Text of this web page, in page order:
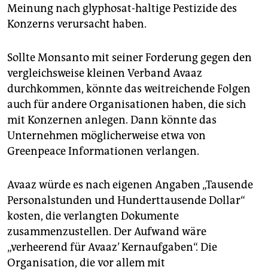
Meinung nach glyphosat-haltige Pestizide des
Konzerns verursacht haben.
Sollte Monsanto mit seiner Forderung gegen den
vergleichsweise kleinen Verband Avaaz
durchkommen, könnte das weitreichende Folgen
auch für andere Organisationen haben, die sich
mit Konzernen anlegen. Dann könnte das
Unternehmen möglicherweise etwa von
Greenpeace Informationen verlangen.
Avaaz würde es nach eigenen Angaben „Tausende
Personalstunden und Hunderttausende Dollar“
kosten, die verlangten Dokumente
zusammenzustellen. Der Aufwand wäre
„verheerend für Avaaz’ Kernaufgaben“. Die
Organisation, die vor allem mit